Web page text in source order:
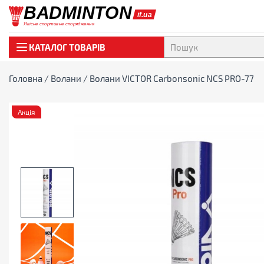
КАТАЛОГ ТОВАРІВ
Головна / Волани / Волани VICTOR Carbonsonic NCS PRO-77
Акція